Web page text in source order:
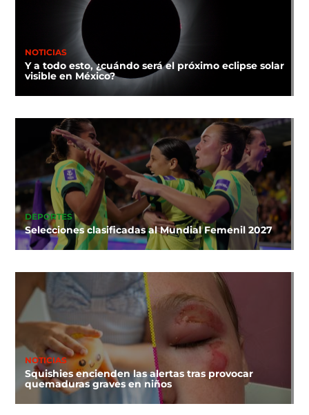
NOTICIAS
Y a todo esto, ¿cuándo será el próximo eclipse solar
visible en México?
DEPORTES
Selecciones clasificadas al Mundial Femenil 2027
NOTICIAS
Squishies encienden las alertas tras provocar
quemaduras graves en niños